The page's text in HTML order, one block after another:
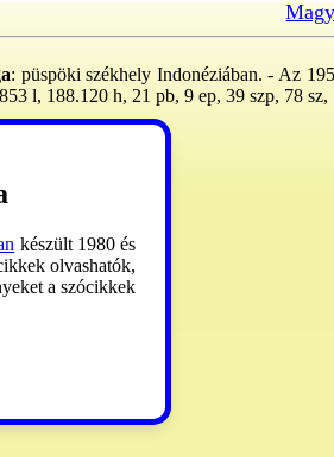
: püspöki székhely Indonéziában. - Az
l, 188.120 h, 21 pb, 9 ep, 39 szp, 78
készült 1980 és
olvashatók,
a szócikkek